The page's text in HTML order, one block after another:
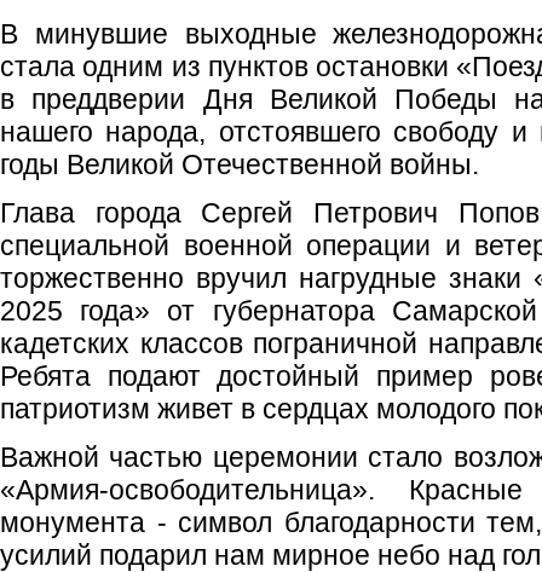
В минувшие выходные
стала одним из пунктов остановки
в преддверии Дня Великой Победы
нашего народа, отстоявшего свободу
годы Великой Отечественной войны.
Глава города Сергей Петрович
специальной военной операции и
торжественно вручил нагрудные
2025 года» от губернатора
кадетских классов пограничной
Ребята подают достойный пример
патриотизм живет в сердцах молодого
Важной частью церемонии стало
«Армия‑освободительница».
монумента - символ благодарности
усилий подарил нам мирное небо над